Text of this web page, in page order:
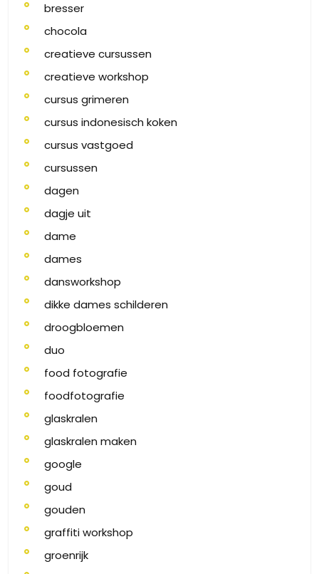
bresser
chocola
creatieve cursussen
creatieve workshop
cursus grimeren
cursus indonesisch koken
cursus vastgoed
cursussen
dagen
dagje uit
dame
dames
dansworkshop
dikke dames schilderen
droogbloemen
duo
food fotografie
foodfotografie
glaskralen
glaskralen maken
google
goud
gouden
graffiti workshop
groenrijk